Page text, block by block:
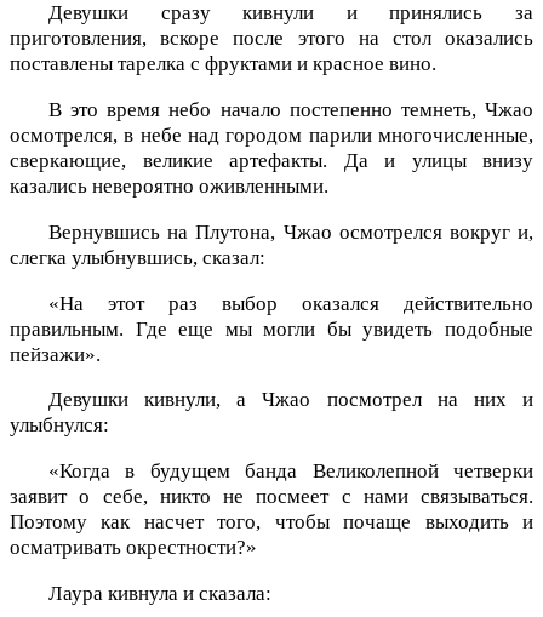
Девушки сразу кивнули и принялись за
приготовления, вскоре после этого на стол оказались
поставлены тарелка с фруктами и красное вино.
В это время небо начало постепенно темнеть, Чжао
осмотрелся, в небе над городом парили многочисленные,
сверкающие, великие артефакты. Да и улицы внизу
казались невероятно оживленными.
Вернувшись на Плутона, Чжао осмотрелся вокруг и,
слегка улыбнувшись, сказал:
«На этот раз выбор оказался действительно
правильным. Где еще мы могли бы увидеть подобные
пейзажи».
Девушки кивнули, а Чжао посмотрел на них и
улыбнулся:
«Когда в будущем банда Великолепной четверки
заявит о себе, никто не посмеет с нами связываться.
Поэтому как насчет того, чтобы почаще выходить и
осматривать окрестности?»
Лаура кивнула и сказала: